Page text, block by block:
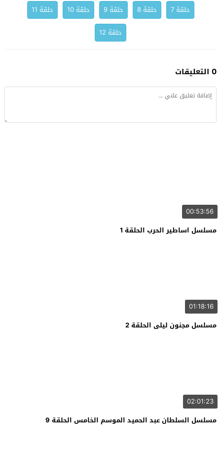
حلقة 7
حلقة 8 حلقة 9 حلقة 10
حلقة 11
حلقة 12
0 التعليقات
00:53:56
مسلسل اساطير الحرب الحلقة 1
01:18:16
مسلسل مجنون ليلى الحلقة 2
02:01:23
مسلسل السلطان عبد الحميد الموسم الخامس الحلقة 9